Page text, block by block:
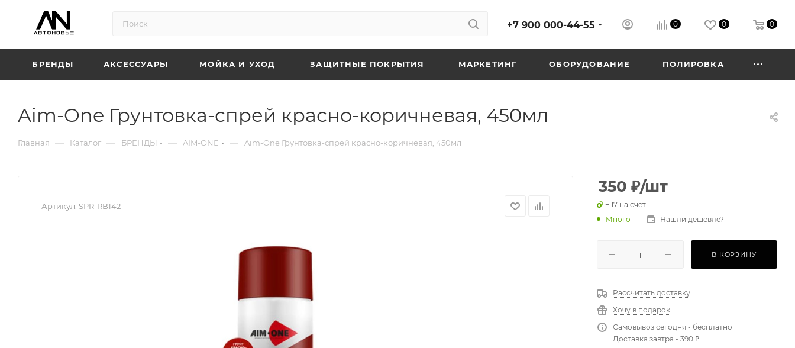
+7 900 000-44-55 0 0 0
БРЕНДЫ АКСЕССУАРЫ МОЙКА И УХОД ЗАЩИТНЫЕ ПОКРЫТИЯ МАРКЕТИНГ ОБОРУДОВАНИЕ ПОЛИРОВКА
Aim-One Грунтовка-спрей красно-коричневая, 450мл
Главная — Каталог — БРЕНДЫ — AIM-ONE — Aim-One Грунтовка-спрей красно-коричневая, 450мл
Артикул: SPR-RB142
350 ₽/шт
+ 17 на счет
Много
Нашли дешевле?
В КОРЗИНУ
Рассчитать доставку
Хочу в подарок
Самовывоз сегодня - бесплатно
Доставка завтра - 390 ₽